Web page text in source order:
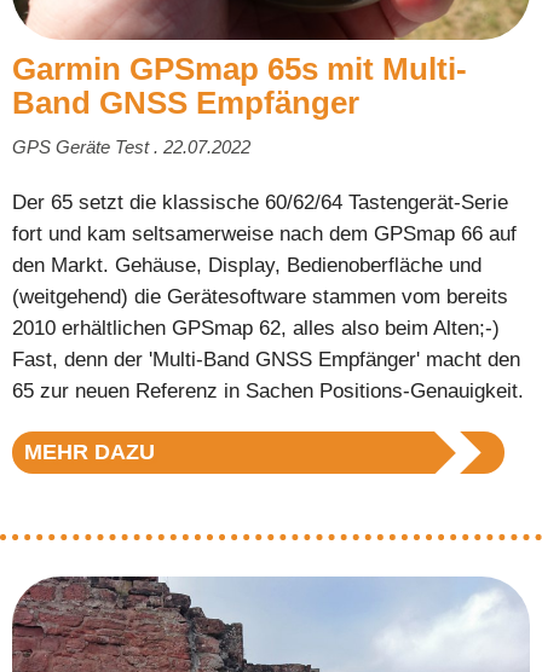
Garmin GPSmap 65s mit Multi-
Band GNSS Empfänger
GPS Geräte Test . 22.07.2022
Der 65 setzt die klassische 60/62/64 Tastengerät-Serie
fort und kam seltsamerweise nach dem GPSmap 66 auf
den Markt. Gehäuse, Display, Bedienoberfläche und
(weitgehend) die Gerätesoftware stammen vom bereits
2010 erhältlichen GPSmap 62, alles also beim Alten;-)
Fast, denn der 'Multi-Band GNSS Empfänger' macht den
65 zur neuen Referenz in Sachen Positions-Genauigkeit.
MEHR DAZU